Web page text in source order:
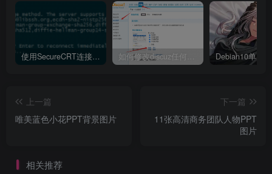
使用SecureCRT连接Ubuntu20.04报错：Key exchange failed. No compatible key exchange method. 如何修改discuz任何模板的编辑器默认字体类型和默认字体大小
上一篇
唯美蓝色小花PPT背景图片
下一篇
11张高清商务团队人物PPT
图片
相关推荐